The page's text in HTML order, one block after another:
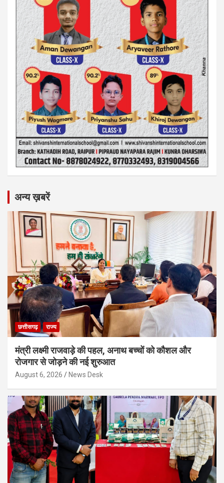
अन्य ख़बरें
छत्तीसगढ़ राज्य
मंत्री लक्ष्मी राजवाड़े की पहल, अनाथ बच्चों को कौशल और
रोजगार से जोड़ने की नई शुरुआत
August 6, 2026 News Desk